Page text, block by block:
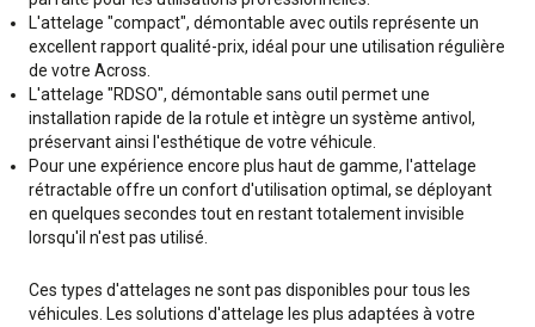
L'attelage "compact", démontable avec outils représente un
excellent rapport qualité-prix, idéal pour une utilisation régulière
de votre Across.
L'attelage "RDSO", démontable sans outil permet une
installation rapide de la rotule et intègre un système antivol,
préservant ainsi l'esthétique de votre véhicule.
Pour une expérience encore plus haut de gamme, l'attelage
rétractable offre un confort d'utilisation optimal, se déployant
en quelques secondes tout en restant totalement invisible
lorsqu'il n'est pas utilisé.
Ces types d'attelages ne sont pas disponibles pour tous les
véhicules. Les solutions d'attelage les plus adaptées à votre